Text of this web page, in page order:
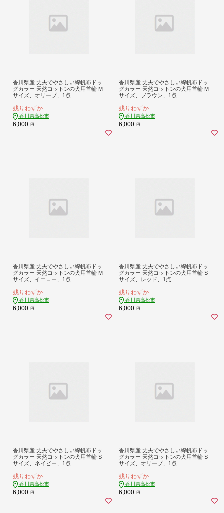
香川県産 丈夫でやさしい綿帆布ドッ
グカラー 天然コットンの犬用首輪 M
サイズ、オリーブ、1点
残りわずか
香川県高松市
6,000 円
香川県産 丈夫でやさしい綿帆布ドッ
グカラー 天然コットンの犬用首輪 M
サイズ、ブラウン、1点
残りわずか
香川県高松市
6,000 円
香川県産 丈夫でやさしい綿帆布ドッ
グカラー 天然コットンの犬用首輪 M
サイズ、イエロー、1点
残りわずか
香川県高松市
6,000 円
香川県産 丈夫でやさしい綿帆布ドッ
グカラー 天然コットンの犬用首輪 S
サイズ、レッド、1点
残りわずか
香川県高松市
6,000 円
香川県産 丈夫でやさしい綿帆布ドッ
グカラー 天然コットンの犬用首輪 S
サイズ、ネイビー、1点
残りわずか
香川県高松市
6,000 円
香川県産 丈夫でやさしい綿帆布ドッ
グカラー 天然コットンの犬用首輪 S
サイズ、オリーブ、1点
残りわずか
香川県高松市
6,000 円